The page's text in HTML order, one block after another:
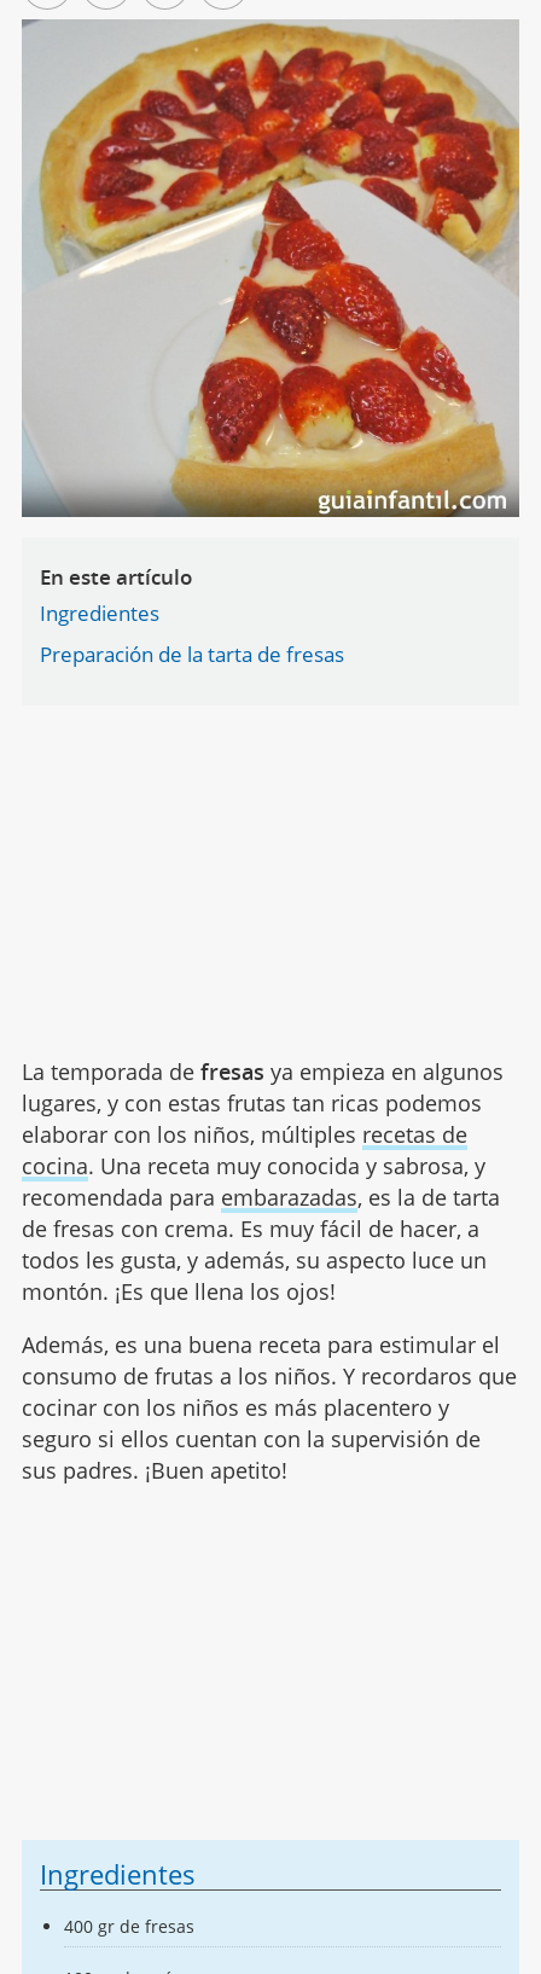
En este artículo
Ingredientes
Preparación de la tarta de fresas
La temporada de fresas ya empieza en algunos
lugares, y con estas frutas tan ricas podemos
elaborar con los niños, múltiples recetas de
cocina. Una receta muy conocida y sabrosa, y
recomendada para embarazadas, es la de tarta
de fresas con crema. Es muy fácil de hacer, a
todos les gusta, y además, su aspecto luce un
montón. ¡Es que llena los ojos!
Además, es una buena receta para estimular el
consumo de frutas a los niños. Y recordaros que
cocinar con los niños es más placentero y
seguro si ellos cuentan con la supervisión de
sus padres. ¡Buen apetito!
Ingredientes
400 gr de fresas